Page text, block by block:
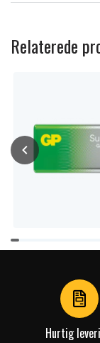
Relaterede
Item
1
Hurtig